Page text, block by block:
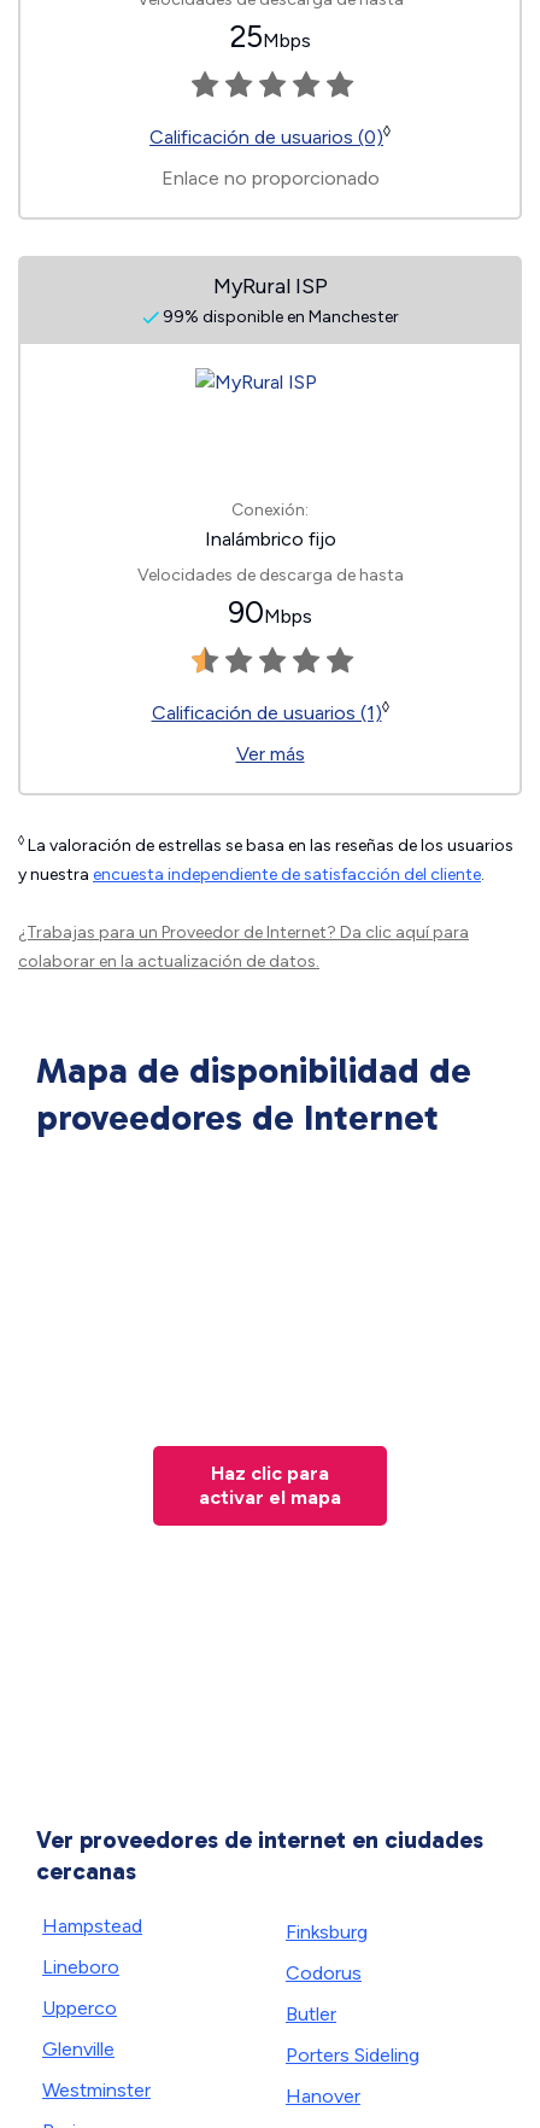
25Mbps
Calificación de usuarios (0)◊
Enlace no proporcionado
MyRural ISP
99% disponible en Manchester
Conexión:
Inalámbrico fijo
Velocidades de descarga de hasta
90Mbps
Calificación de usuarios (1)◊
Ver más
◊ La valoración de estrellas se basa en las reseñas de los usuarios
y nuestra encuesta independiente de satisfacción del cliente.
¿Trabajas para un Proveedor de Internet? Da clic aquípara
colaborar en la actualización de datos.
Mapa de disponibilidad de
proveedores de Internet
Haz clic para
activar el mapa
Ver proveedores de internet en ciudades
cercanas
Hampstead
Lineboro
Upperco
Glenville
Westminster
Finksburg
Codorus
Butler
Porters Sideling
Hanover